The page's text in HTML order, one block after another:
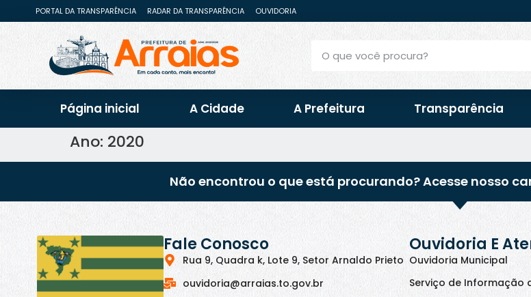
PORTAL DA TRANSPARÊNCIA RADAR DA TRANSPARÊNCIA OUVIDORIA
Página inicial A Cidade A Prefeitura Transparência
Ano: 2020
Não encontrou o que está procurando? Acesse nosso
Fale Conosco
Rua 9, Quadra k, Lote 9, Setor Arnaldo Prieto
ouvidoria@arraias.to.gov.br
Ouvidoria E
Ouvidoria Municipal
Serviço de Informação